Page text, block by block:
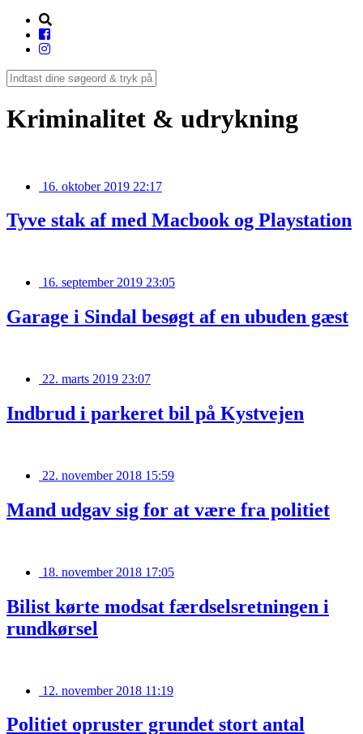
Kriminalitet & udrykning
16. oktober 2019 22:17
Tyve stak af med Macbook og Playstation
16. september 2019 23:05
Garage i Sindal besøgt af en ubuden gæst
22. marts 2019 23:07
Indbrud i parkeret bil på Kystvejen
22. november 2018 15:59
Mand udgav sig for at være fra politiet
18. november 2018 17:05
Bilist kørte modsat færdselsretningen i
rundkørsel
12. november 2018 11:19
Politiet opruster grundet stort antal